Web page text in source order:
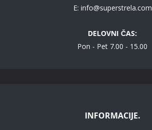
E: info@superstrela.com
DELOVNI ČAS:
Pon - Pet 7.00 - 15.00
INFORMACIJE.